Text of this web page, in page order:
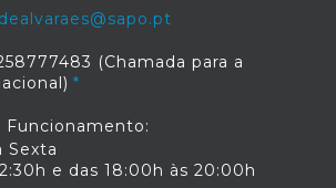
(Chamada para a
Funcionamento:
Sexta
e das 18:00h às 20:00h